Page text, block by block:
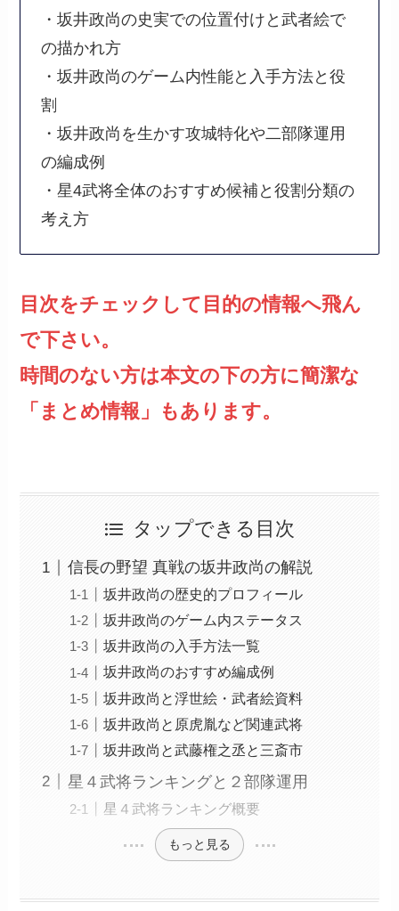
・坂井政尚の史実での位置付けと武者絵で
の描かれ方
・坂井政尚のゲーム内性能と入手方法と役
割
・坂井政尚を生かす攻城特化や二部隊運用
の編成例
・星4武将全体のおすすめ候補と役割分類の
考え方
目次をチェックして目的の情報へ飛ん
で下さい。
時間のない方は本文の下の方に簡潔な
「まとめ情報」もあります。
タップできる目次
信長の野望 真戦の坂井政尚の解説
坂井政尚の歴史的プロフィール
坂井政尚のゲーム内ステータス
坂井政尚の入手方法一覧
坂井政尚のおすすめ編成例
坂井政尚と浮世絵・武者絵資料
坂井政尚と原虎胤など関連武将
坂井政尚と武藤権之丞と三斎市
星４武将ランキングと２部隊運用
星４武将ランキング概要
もっと見る